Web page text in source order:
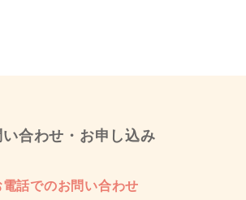
い合わせ・お申し込み
電話でのお問い合わせ